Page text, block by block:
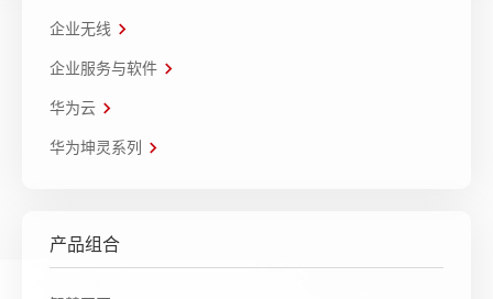
企业无线
企业服务与软件
华为云
华为坤灵系列
产品组合